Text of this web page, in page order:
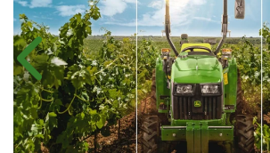
Anterior